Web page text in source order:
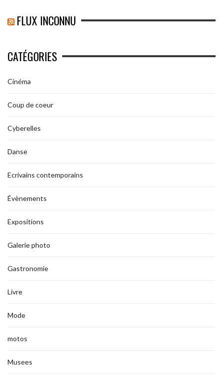
FLUX INCONNU
CATÉGORIES
Cinéma
Coup de coeur
Cyberelles
Danse
Ecrivains contemporains
Évènements
Expositions
Galerie photo
Gastronomie
Livre
Mode
motos
Musees